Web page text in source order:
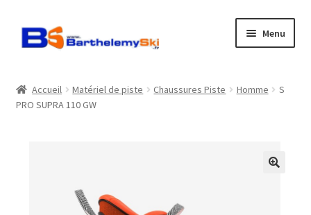
Aller
Aller
Menu
Atelier
Accueil Matériel de piste Chaussures Piste Homme
S
PRO SUPRA 110 GW